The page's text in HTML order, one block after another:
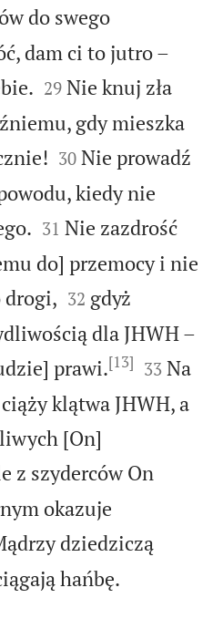
do swego
dam ci to jutro –


29 Nie knuj zła
gdy mieszka


30 Nie prowadź
kiedy nie


31 Nie zazdrość
do] przemocy i nie
drogi, 

32 gdyż
dla JHWH –
prawi.[13] 

33 Na
klątwa JHWH, a
[On]
z szyderców On
okazuje
dziedziczą
hańbę.